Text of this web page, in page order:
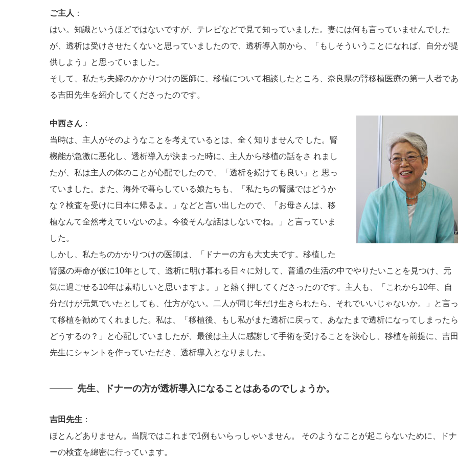
ご主人 ：
はい。知識というほどではないですが、テレビなどで見て知っていました。妻には何も言っていませんでした
が、透析は受けさせたくないと思っていましたので、透析導入前から、「もしそういうことになれば、自分が
供しよう」と思っていました。
そして、私たち夫婦のかかりつけの医師に、移植について相談したところ、奈良県の腎移植医療の第一人者で
る吉田先生を紹介してくださったのです。
中西さん ：
当時は、主人がそのようなことを考えているとは、全く知りませんで した。腎
機能が急激に悪化し、透析導入が決まった時に、主人から移植の話をさ れまし
たが、私は主人の体のことが心配でしたので、「透析を続けても良い」と 思っ
ていました。また、海外で暮らしている娘たちも、「私たちの腎臓ではどうか
な？検査を受けに日本に帰るよ。」などと言い出したので、「お母さんは、移
植なんて全然考えていないのよ。今後そんな話はしないでね。」と言っていま
した。
しかし、私たちのかかりつけの医師は、「ドナーの方も大丈夫です。移植した
腎臓の寿命が仮に10年として、透析に明け暮れる日々に対して、普通の生活の中でやりたいことを見つけ、元
気に過ごせる10年は素晴しいと思いますよ。」と熱く押してくださったのです。主人も、「これから10年、自
分だけが元気でいたとしても、仕方がない。二人が同じ年だけ生きられたら、それでいいじゃないか。」と言
て移植を勧めてくれました。私は、「移植後、もし私がまた透析に戻って、あなたまで透析になってしまった
どうするの？」と心配していましたが、最後は主人に感謝して手術を受けることを決心し、移植を前提に、吉
先生にシャントを作っていただき、透析導入となりました。
先生、ドナーの方が透析導入になることはあるのでしょうか。
吉田先生 ：
ほとんどありません。当院ではこれまで1例もいらっしゃいません。 そのようなことが起こらないために、ドナ
ーの検査を綿密に行っています。